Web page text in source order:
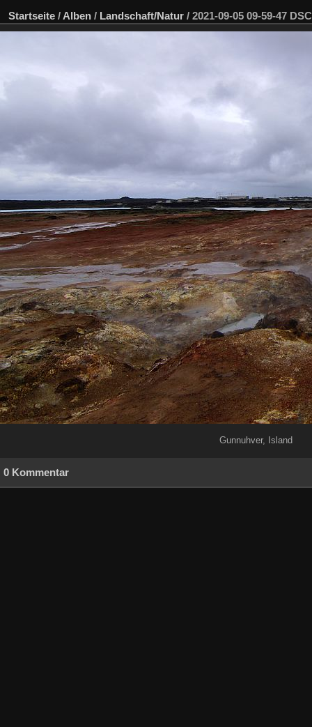
Startseite / Alben / Landschaft/Natur / 2021-09-05 09-59-47
Gunnuhver, Island
0 Kommentar